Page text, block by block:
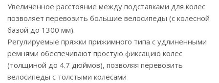
Увеличенное расстояние между подставками для колес
позволяет перевозить большие велосипеды (с колесной
базой до 1300 мм).
Регулируемые пряжки прижимного типа с удлиненными
ремнями обеспечивают простую фиксацию колес
(толщиной до 4.7 дюймов), позволяя перевозить
велосипеды с толстыми колесами